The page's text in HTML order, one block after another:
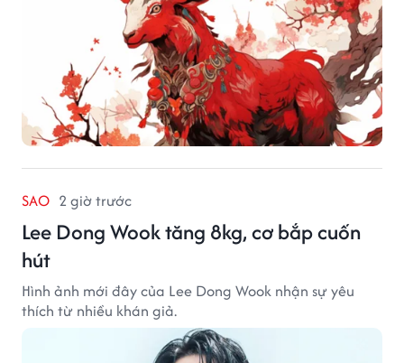
SAO 2 giờ trước
Lee Dong Wook tăng 8kg, cơ bắp cuốn
hút
Hình ảnh mới đây của Lee Dong Wook nhận sự yêu
thích từ nhiều khán giả.